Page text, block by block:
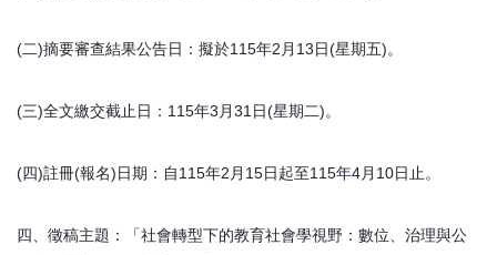
(二)摘要審查結果公告日：擬於115年2月13日(星期五)。
(三)全文繳交截止日：115年3月31日(星期二)。
(四)註冊(報名)日期：自115年2月15日起至115年4月10日止。
四、徵稿主題：「社會轉型下的教育社會學視野：數位、治理與公